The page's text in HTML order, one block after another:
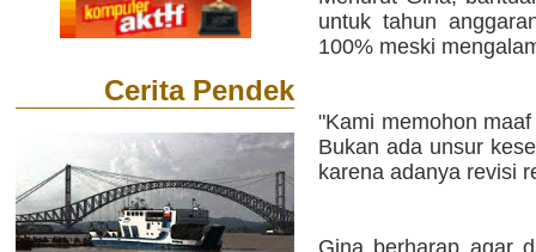
Cerita Pendek
untuk tahun
100% meski
"Kami memohon
Bukan ada unsur
karena adanya revisi